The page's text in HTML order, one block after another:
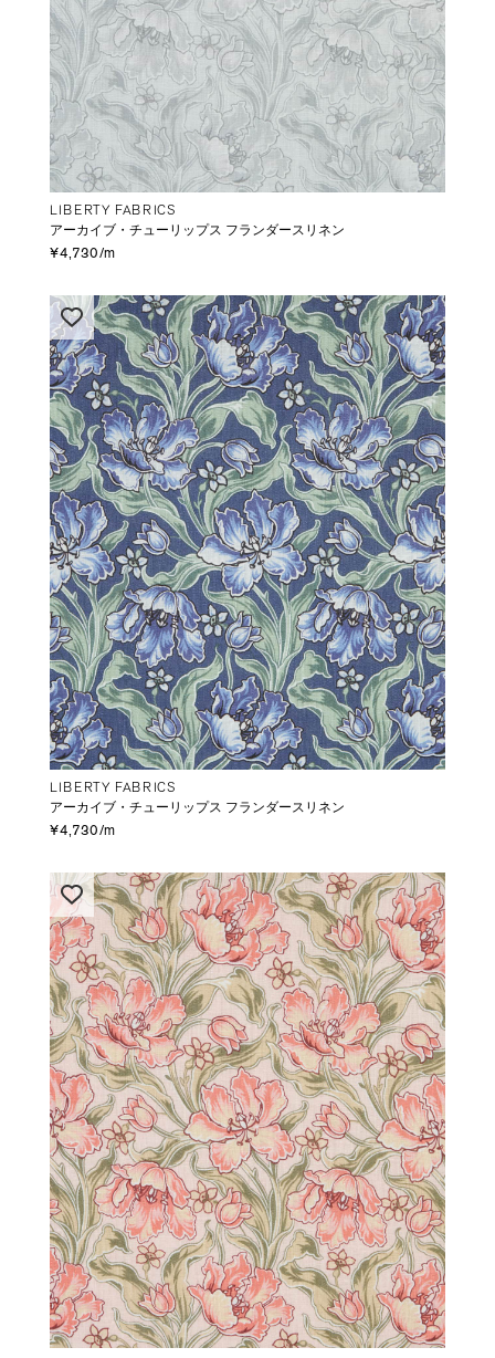
LIBERTY FABRICS
アーカイブ・チューリップス フランダースリネン
¥4,730/m
LIBERTY FABRICS
アーカイブ・チューリップス フランダースリネン
¥4,730/m